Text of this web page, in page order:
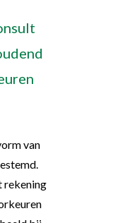
van
rekening